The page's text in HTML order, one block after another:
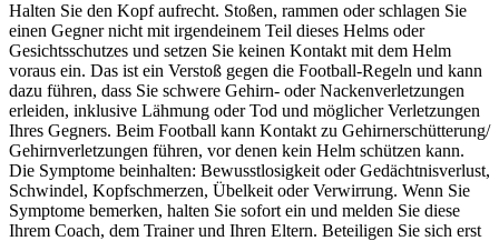
Halten Sie den Kopf aufrecht. Stoßen, rammen oder schlagen Sie
einen Gegner nicht mit irgendeinem Teil dieses Helms oder
Gesichtsschutzes und setzen Sie keinen Kontakt mit dem Helm
voraus ein. Das ist ein Verstoß gegen die Football-Regeln und kann
dazu führen, dass Sie schwere Gehirn- oder Nackenverletzungen
erleiden, inklusive Lähmung oder Tod und möglicher Verletzungen
Ihres Gegners. Beim Football kann Kontakt zu Gehirnerschütterung/
Gehirnverletzungen führen, vor denen kein Helm schützen kann.
Die Symptome beinhalten: Bewusstlosigkeit oder Gedächtnisverlust,
Schwindel, Kopfschmerzen, Übelkeit oder Verwirrung. Wenn Sie
Symptome bemerken, halten Sie sofort ein und melden Sie diese
Ihrem Coach, dem Trainer und Ihren Eltern. Beteiligen Sie sich erst